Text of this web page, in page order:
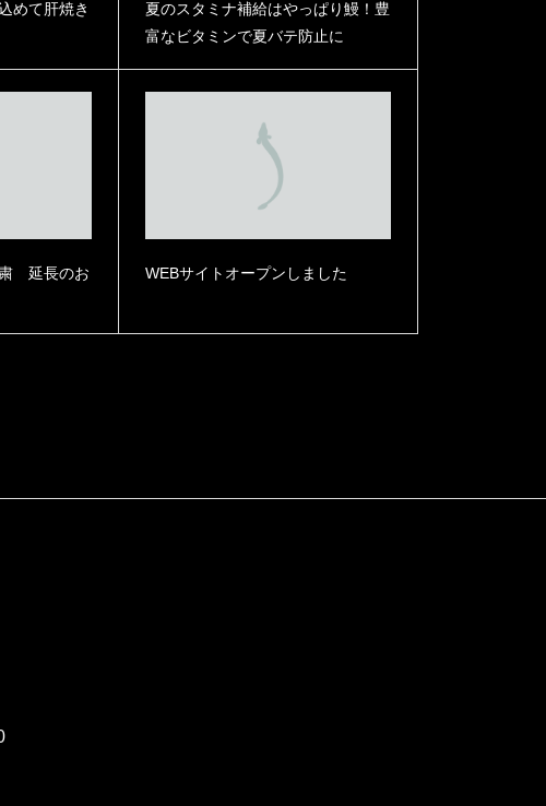
めて肝焼き
夏のスタミナ補給はやっぱり鰻！豊
富なビタミンで夏バテ防止に
延長のお
WEBサイトオープンしました
うなぎまぶし 四人前相当
うなぎまぶし 二人前相当